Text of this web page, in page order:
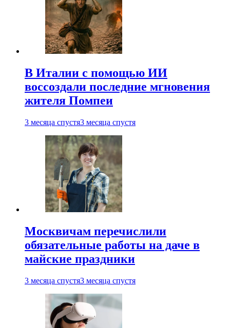
В Италии с помощью ИИ
воссоздали последние мгновения
жителя Помпеи
3 месяца спустя3 месяца спустя
Москвичам перечислили
обязательные работы на даче в
майские праздники
3 месяца спустя3 месяца спустя